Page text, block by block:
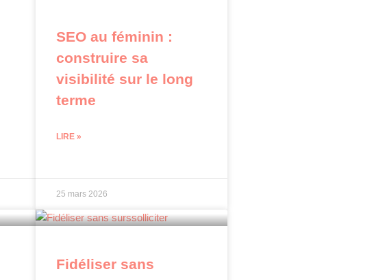
SEO au féminin :
construire sa
visibilité sur le long
terme
LIRE »
25 mars 2026
Fidéliser sans